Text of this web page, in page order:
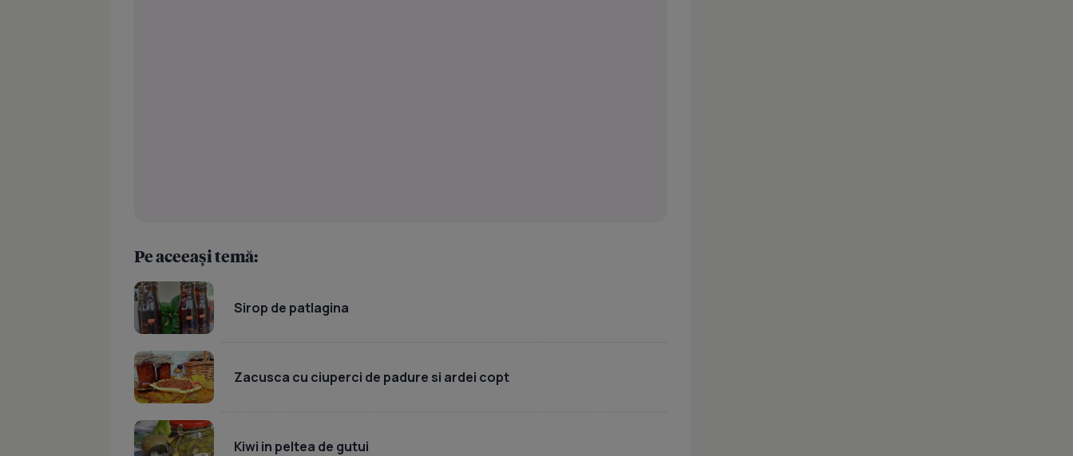
Pe aceeași temă:
Sirop de patlagina
Zacusca cu ciuperci de padure si ardei copt
Kiwi in peltea de gutui